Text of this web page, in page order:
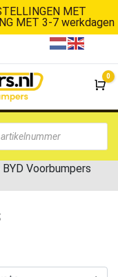
MET
MET 3-7 werkdagen
De
0
BYD Voorbumpers